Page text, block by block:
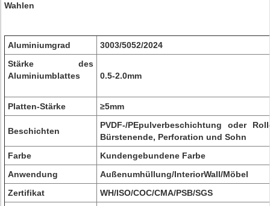
Wahlen
Aluminiumgrad
3003/5052/2024
Stärke des
Aluminiumblattes
0.5-2.0mm
Platten-Stärke ≥5mm
Beschichten
PVDF-/PEpulverbeschichtung oder
Bürstenende, Perforation und Sohn
Farbe
Kundengebundene Farbe
Anwendung
Außenumhüllung/InteriorWall/Möbel
Zertifikat
WH/ISO/COC/CMA/PSB/SGS